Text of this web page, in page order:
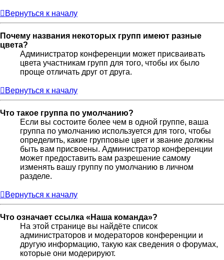
Вернуться к началу
Почему названия некоторых групп имеют разные
цвета?
Администратор конференции может присваивать
цвета участникам групп для того, чтобы их было
проще отличать друг от друга.
Вернуться к началу
Что такое группа по умолчанию?
Если вы состоите более чем в одной группе, ваша
группа по умолчанию используется для того, чтобы
определить, какие групповые цвет и звание должны
быть вам присвоены. Администратор конференции
может предоставить вам разрешение самому
изменять вашу группу по умолчанию в личном
разделе.
Вернуться к началу
Что означает ссылка «Наша команда»?
На этой странице вы найдёте список
администраторов и модераторов конференции и
другую информацию, такую как сведения о форумах,
которые они модерируют.